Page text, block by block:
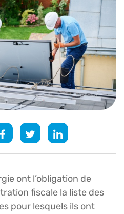
ont l’obligation de
fiscale la liste des
pour lesquels ils ont